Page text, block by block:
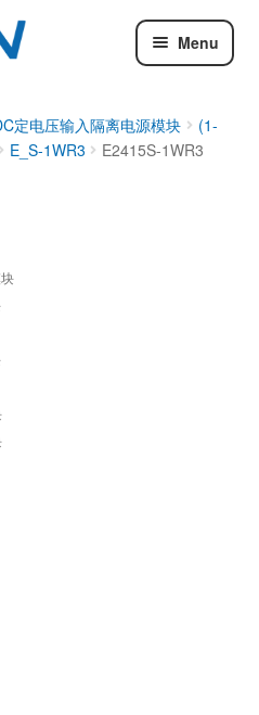
Menu
定电压输入隔离电源模块
(1-
E_S-1WR3 E2415S-1WR3